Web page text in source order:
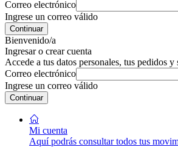
Correo electrónico
Ingrese un correo válido
Continuar
Bienvenido/a
Ingresar o crear cuenta
Accede a tus datos personales, tus pedidos
Correo electrónico
Ingrese un correo válido
Continuar
Mi cuenta
Aquí podrás consultar todos tus